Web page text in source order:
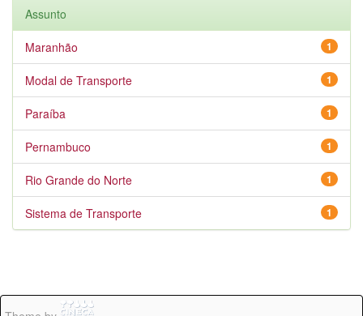
Assunto
1
Maranhão
1
Modal de Transporte
1
Paraíba
1
Pernambuco
1
Rio Grande do Norte
1
Sistema de Transporte